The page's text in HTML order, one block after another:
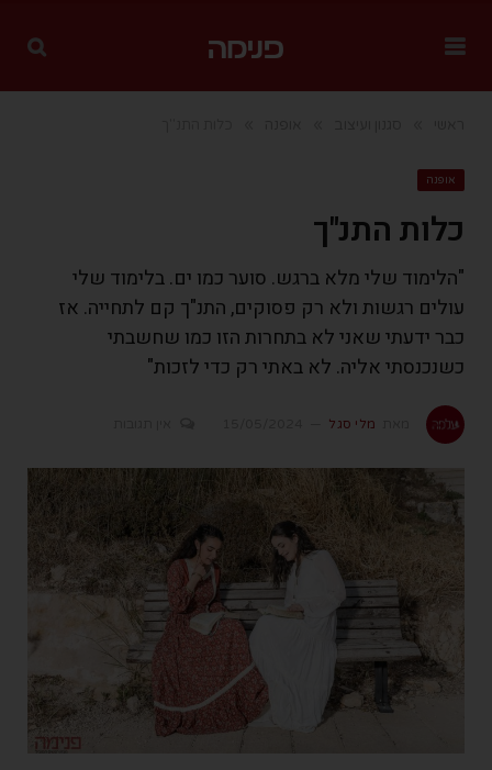
אופנה
כלות התנ"ך
"הלימוד שלי מלא ברגש. סוער כמו ים. בלימוד שלי
עולים רגשות ולא רק פסוקים, התנ"ך קם לתחייה. אז
כבר ידעתי שאני לא בתחרות הזו כמו שחשבתי
כשנכנסתי אליה. לא באתי רק כדי לזכות"
מלי סגל